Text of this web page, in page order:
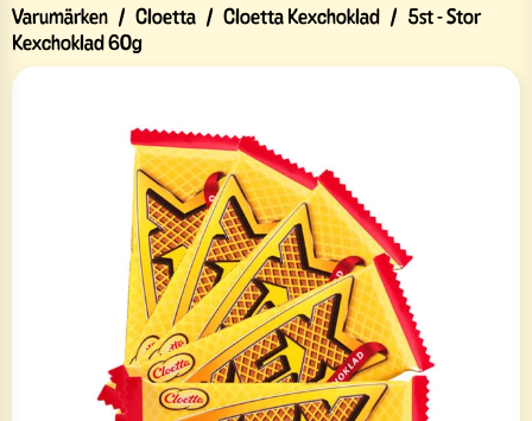
Varumärken / Cloetta / Cloetta Kexchoklad / 5st - Stor
Kexchoklad 60g